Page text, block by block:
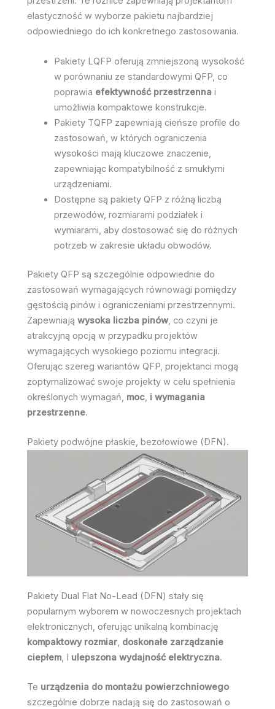
elastyczność w wyborze pakietu najbardziej
odpowiedniego do ich konkretnego zastosowania.
Pakiety LQFP oferują zmniejszoną wysokość
w porównaniu ze standardowymi QFP, co
poprawia efektywność przestrzennai
umożliwia kompaktowe konstrukcje.
Pakiety TQFP zapewniają cieńsze profile do
zastosowań, w których ograniczenia
wysokości mają kluczowe znaczenie,
zapewniając kompatybilność z smukłymi
urządzeniami.
Dostępne są pakiety QFP z różną liczbą
przewodów, rozmiarami podziałek i
wymiarami, aby dostosować się do różnych
potrzeb w zakresie układu obwodów.
Pakiety QFP są szczególnie odpowiednie do
zastosowań wymagających równowagi pomiędzy
gęstością pinów i ograniczeniami przestrzennymi.
Zapewniają wysoka liczba pinów, co czyni je
atrakcyjną opcją w przypadku projektów
wymagających wysokiego poziomu integracji.
Oferując szereg wariantów QFP, projektanci mogą
zoptymalizować swoje projekty w celu spełnienia
określonych wymagań, moc, i wymagania
przestrzenne.
Pakiety podwójne płaskie, bezołowiowe (DFN).
Pakiety Dual Flat No-Lead (DFN) stały się
popularnym wyborem w nowoczesnych projektach
elektronicznych, oferując unikalną kombinację
kompaktowy rozmiar, doskonałe zarządzanie
ciepłem, I ulepszona wydajność elektryczna.
Te urządzenia do montażu powierzchniowego
szczególnie dobrze nadają się do zastosowań o